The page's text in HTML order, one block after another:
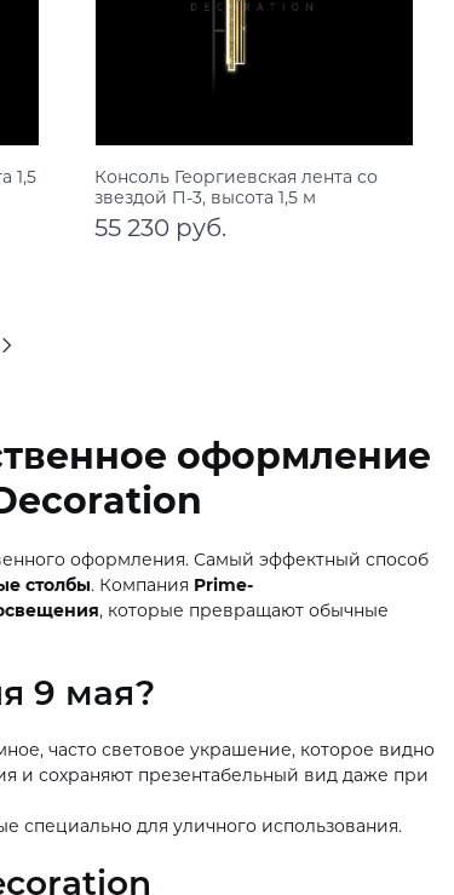
1,5
Консоль Георгиевская лента со
звездой П-3, высота 1,5 м
55 230 руб.
оформление
оформления. Самый эффектный способ
столбы. Компания Prime-
, которые превращают обычные
9 мая?
часто световое украшение, которое видно
и сохраняют презентабельный вид даже при
специально для уличного использования.